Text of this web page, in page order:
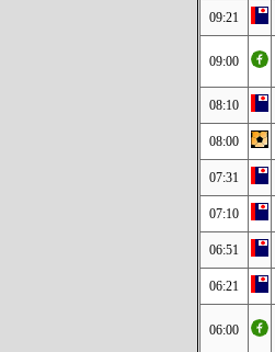
09:21
09:00
08:10
08:00
07:31
07:10
06:51
06:21
06:00